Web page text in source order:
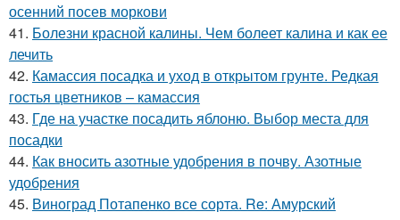
осенний посев моркови
41. Болезни красной калины. Чем болеет калина и как ее
лечить
42. Камассия посадка и уход в открытом грунте. Редкая
гостья цветников – камассия
43. Где на участке посадить яблоню. Выбор места для
посадки
44. Как вносить азотные удобрения в почву. Азотные
удобрения
45. Виноград Потапенко все сорта. Re: Амурский